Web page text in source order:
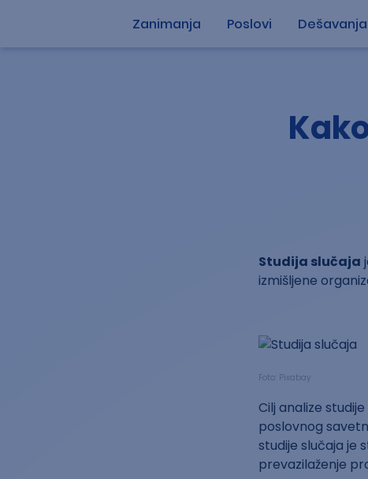
Zanimanja Poslovi Dešavanja
Studija slučaja
izmišljene
Foto: Pixabay
Cilj analize
poslovnog
studije slučaja je
prevazilaženje